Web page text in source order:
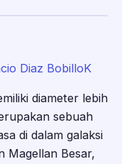
Diaz BobilloK
diameter lebih
sebuah
di dalam galaksi
Magellan Besar,